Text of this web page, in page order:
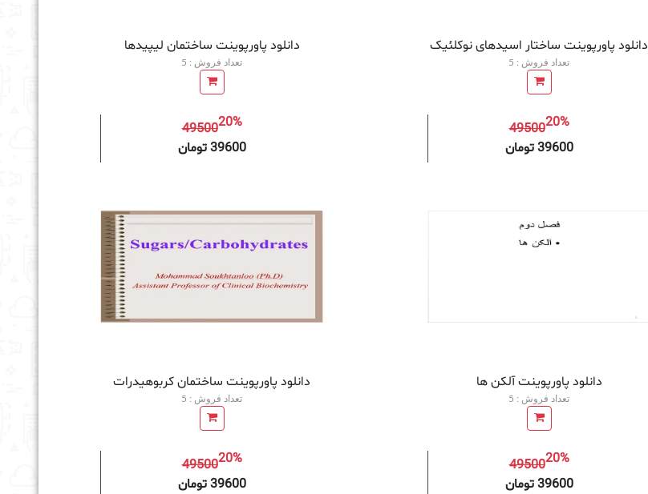
دانلود پاورپوینت ساختار اسیدهای نوکلئیک
تعداد فروش : 5
4950020%
39600 تومان
دانلود پاورپوینت ساختمان لیپیدها
تعداد فروش : 5
4950020%
39600 تومان
دانلود پاورپوینت آلکن ها
تعداد فروش : 5
4950020%
39600 تومان
دانلود پاورپوینت ساختمان کربوهیدرات
تعداد فروش : 5
4950020%
39600 تومان